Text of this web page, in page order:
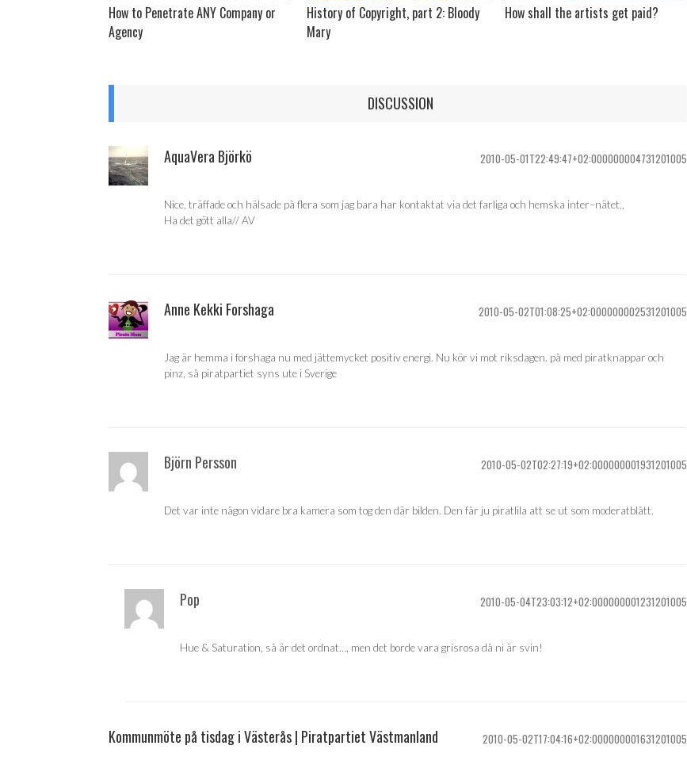
How to Penetrate ANY Company or
Agency
History of Copyright, part 2: Bloody
Mary
How shall the artists get paid?
DISCUSSION
AquaVera Björkö 2010-05-01T22:49:47+02:000000004731201005
Nice, träffade och hälsade på flera som jag bara har kontaktat via det farliga och hemska inter–nätet,,
Ha det gött alla// AV
Anne Kekki Forshaga 2010-05-02T01:08:25+02:000000002531201005
Jag är hemma i forshaga nu med jättemycket positiv energi. Nu kör vi mot riksdagen. på med piratknappar och
pinz, så piratpartiet syns ute i Sverige
Björn Persson 2010-05-02T02:27:19+02:000000001931201005
Det var inte någon vidare bra kamera som tog den där bilden. Den får ju piratlila att se ut som moderatblått.
Pop 2010-05-04T23:03:12+02:000000001231201005
Hue & Saturation, så är det ordnat…, men det borde vara grisrosa då ni är svin!
Kommunmöte på tisdag i Västerås | Piratpartiet Västmanland 2010-05-02T17:04:16+02:000000001631201005